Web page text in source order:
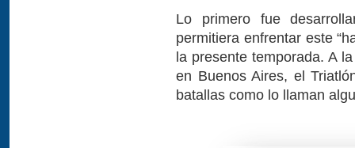
Lo primero fue
permitiera enfrentar este
la presente temporada. A
en Buenos Aires, el
batallas como lo llaman